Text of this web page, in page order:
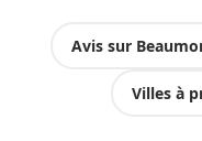
Avis sur
Villes à